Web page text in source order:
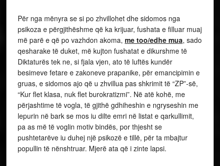
Për nga mënyra se si po zhvillohet dhe sidomos nga
psikoza e përgjithëshme që ka krijuar, fushata e filluar muaj
më parë e që po vazhdon akoma, me too/edhe mua, sado
qesharake të duket, më kujton fushatat e dikurshme të
Diktaturës tek ne, si fjala vjen, ato të luftës kundër
besimeve fetare e zakoneve prapanike, për emancipimin e
gruas, e sidomos ajo që u zhvillua pas shkrimit të “ZP”-së,
“Kur flet klasa, nuk flet burokratizmi”. Në atë kohë, me
përjashtime të vogla, të gjithë gdhiheshin e ngryseshin me
lepurin në bark se mos iu dilte emri në listat e qarkullimit,
pa as më të voglin motiv bindës, por thjesht se
pushtetarëve iu duhej një psikozë e tillë, për ta mbajtur
popullin të nënshtruar. Mjerë ata që i zinte lapsi.